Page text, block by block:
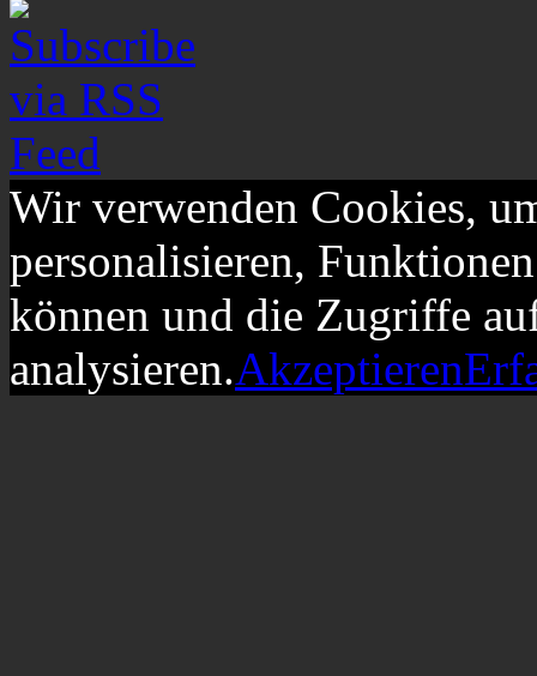
Wir verwenden Cookies,
personalisieren,
können und die Zugriffe
analysieren.Akzeptieren